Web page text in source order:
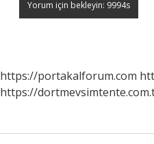
https://portakalforum.com
https://